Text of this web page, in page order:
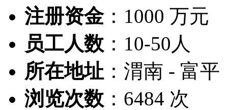
注册资金： 1000 万元
员工人数 ： 10-50人
所在地址 ： 渭南 - 富平
浏览次数 ： 6484 次